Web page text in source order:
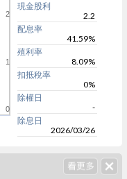
0
1
2
現金股利
2.2
配息率
41.59%
殖利率
8.09%
扣抵稅率
0%
除權日
-
除息日
2026/03/26